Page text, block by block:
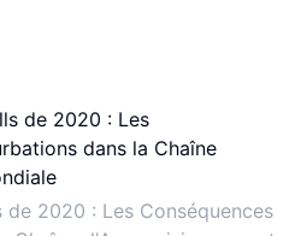
de 2020 : Les Conséquences